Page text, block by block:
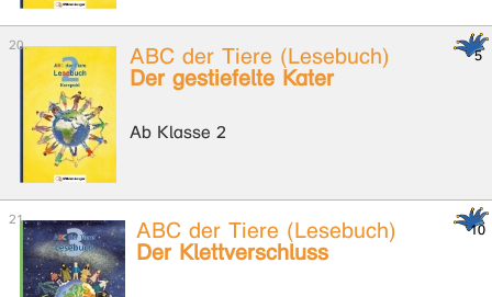
ABC der Tiere (Lesebuch)
Der gestiefelte Kater
Ab Klasse 2
ABC der Tiere (Lesebuch)
Der Klettverschluss